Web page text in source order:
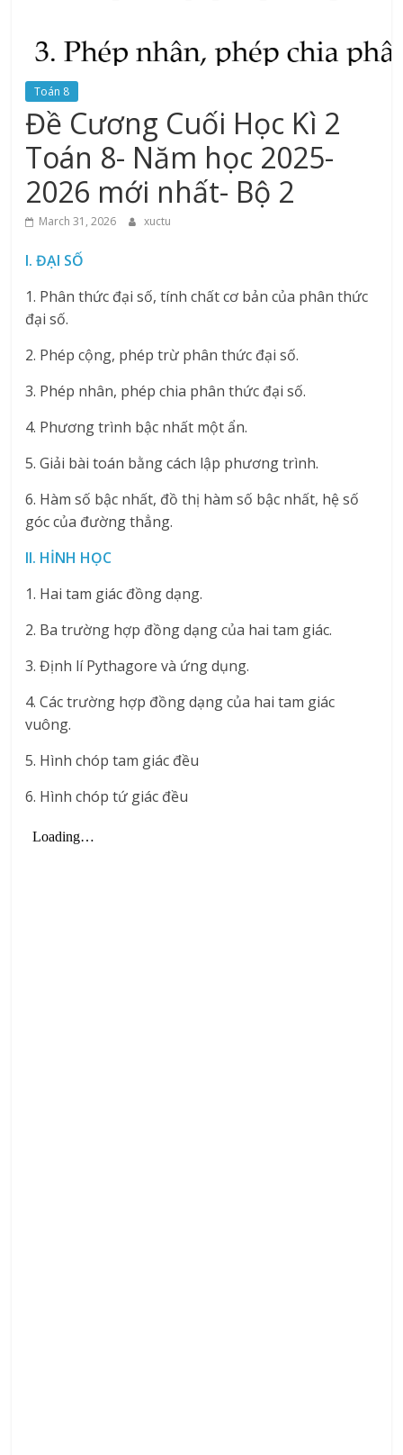
Toán 8
Đề Cương Cuối Học Kì 2
Toán 8- Năm học 2025-
2026 mới nhất- Bộ 2
March 31, 2026 xuctu
I. ĐẠI SỐ
1. Phân thức đại số, tính chất cơ bản của phân thức
đại số.
2. Phép cộng, phép trừ phân thức đại số.
3. Phép nhân, phép chia phân thức đại số.
4. Phương trình bậc nhất một ẩn.
5. Giải bài toán bằng cách lập phương trình.
6. Hàm số bậc nhất, đồ thị hàm số bậc nhất, hệ số
góc của đường thẳng.
II. HİNH HỌC
1. Hai tam giác đồng dạng.
2. Ba trường hợp đồng dạng của hai tam giác.
3. Định lí Pythagore và ứng dụng.
4. Các trường hợp đồng dạng của hai tam giác
vuông.
5. Hình chóp tam giác đều
6. Hình chóp tứ giác đều